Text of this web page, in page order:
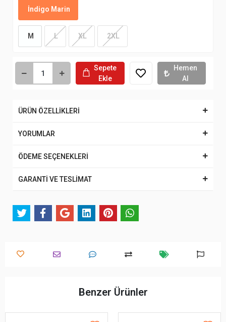
İndigo Marin
M L XL 2XL
Sepete
Ekle
Hemen
Al
ÜRÜN ÖZELLİKLERİ
YORUMLAR
ÖDEME SEÇENEKLERİ
GARANTİ VE TESLİMAT
Benzer Ürünler